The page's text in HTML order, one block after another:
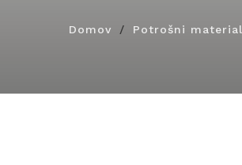
Domov Potrošni material